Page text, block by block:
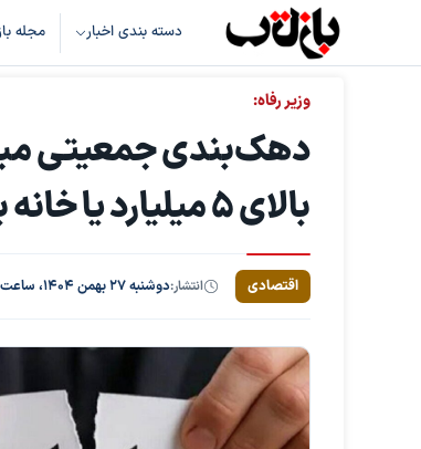
دسته بندی اخبار مجله
وزیر رفاه:
دهک‌بندی جمعیتی
بالای ۵ میلیارد یا خانه بالای ۵۰ میلیارد تومان
اقتصادی انتشار:دوشنبه ۲۷ بهمن ۱۴۰۴، ساعت ۱۴:۵۷